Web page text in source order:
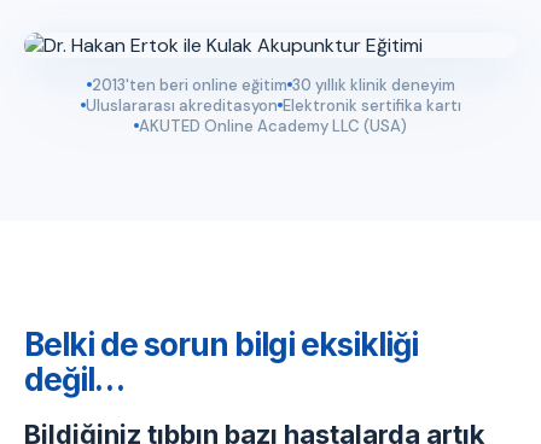
2013'ten beri online eğitim 30 yıllık klinik deneyim
Uluslararası akreditasyon Elektronik sertifika kartı
AKUTED Online Academy LLC (USA)
Belki de sorun bilgi eksikliği
değil…
Bildiğiniz tıbbın bazı hastalarda artık